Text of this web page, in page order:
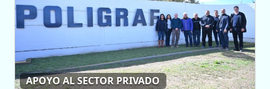
APOYO AL SECTOR PRIVADO